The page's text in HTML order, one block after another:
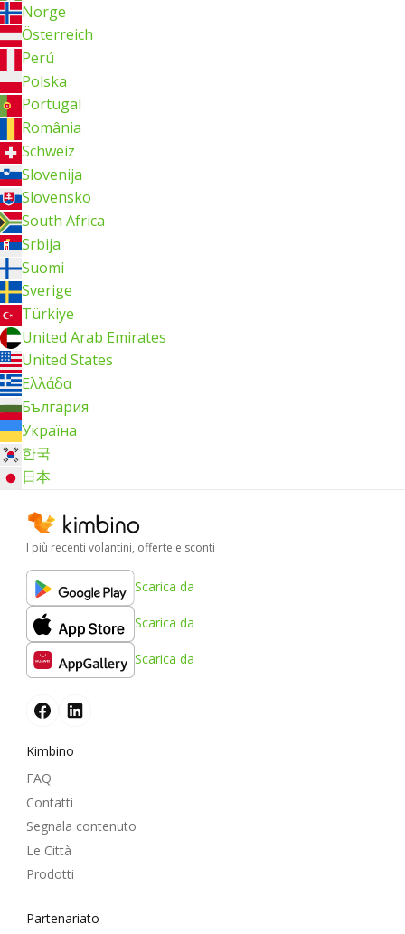
Norge
Österreich
Perú
Polska
Portugal
România
Schweiz
Slovenija
Slovensko
South Africa
Srbija
Suomi
Sverige
Türkiye
United Arab Emirates
United States
Ελλάδα
България
Україна
한국
日本
I più recenti volantini, offerte e sconti
Scarica da
Scarica da
Scarica da
Kimbino
FAQ
Contatti
Segnala contenuto
Le Città
Prodotti
Partenariato